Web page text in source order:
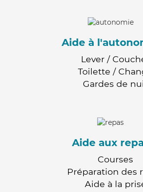
Aide à
Lever /
Toilette /
Gardes de
Aide aux
Courses
Préparation des
Aide à la